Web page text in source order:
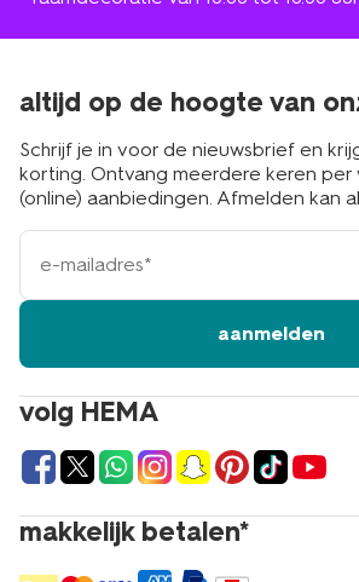
volg HEMA
makkelijk betalen*
altijd op de hoogte van
Schrijf je in voor de nieuwsbrief en
korting. Ontvang meerdere keren per
(online) aanbiedingen. Afmelden kan
e-
mailadres
aanmelden